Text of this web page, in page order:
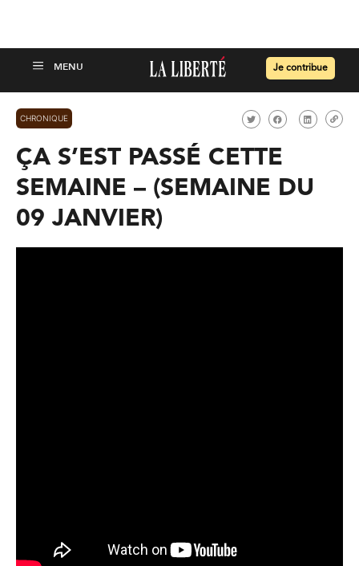
Je contribue
CHRONIQUE
ÇA S’EST PASSÉ CETTE
SEMAINE – (SEMAINE DU
09 JANVIER)